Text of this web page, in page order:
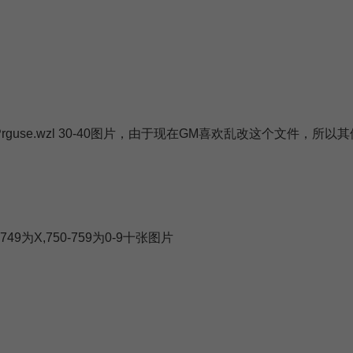
30-40图片，由于现在GM喜欢乱改这个文件，所以其
为X,750-759为0-9十张图片